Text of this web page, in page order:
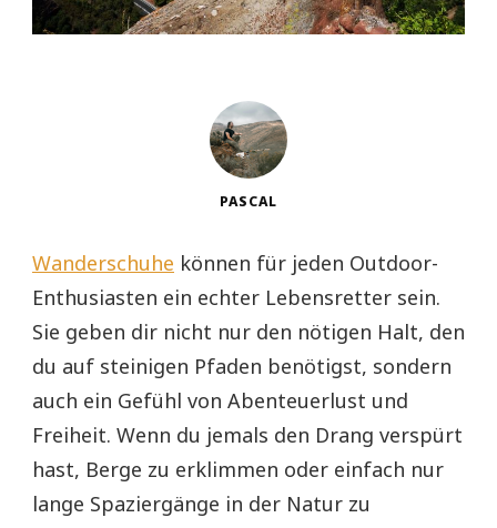
PASCAL
Wanderschuhe können für jeden Outdoor-
Enthusiasten ein echter Lebensretter sein.
Sie geben dir nicht nur den nötigen Halt, den
du auf steinigen Pfaden benötigst, sondern
auch ein Gefühl von Abenteuerlust und
Freiheit. Wenn du jemals den Drang verspürt
hast, Berge zu erklimmen oder einfach nur
lange Spaziergänge in der Natur zu